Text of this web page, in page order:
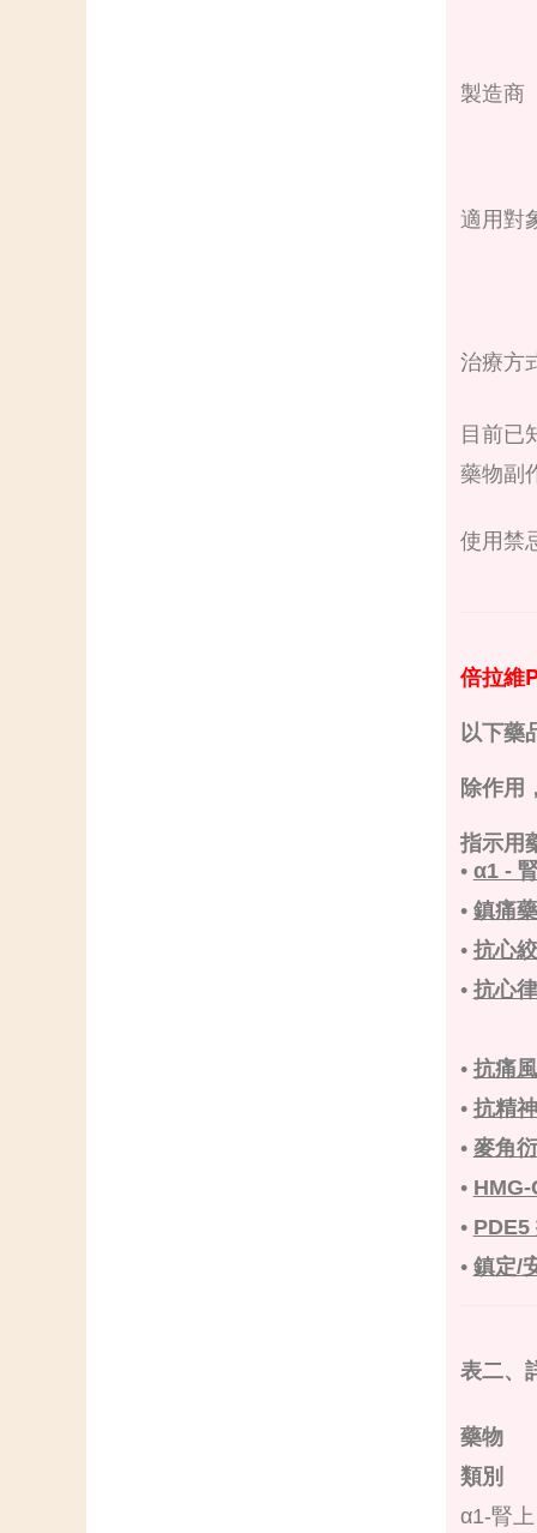
製造商
適用對
治療方
目前已
藥物副
使用禁
倍拉維
以下藥
除作用
指示用
• α1 -
• 鎮痛藥
• 抗心
• 抗心
• 抗痛風
• 抗精
• 麥角
•
• PDE5
• 鎮定/
表二、
藥物
類別
α1‑腎上